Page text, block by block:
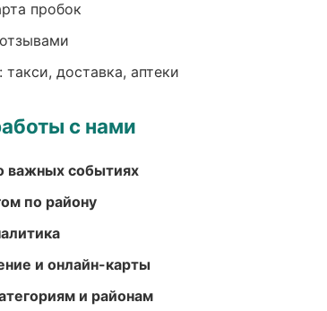
пробок
доставка, аптеки
с нами
важных событиях
по району
и онлайн-карты
и районам